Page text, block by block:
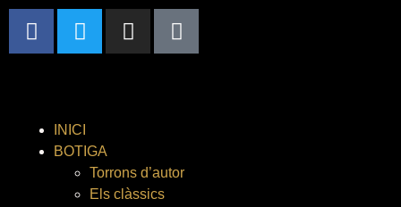
INICI
BOTIGA
Torrons d’autor
Els clàssics